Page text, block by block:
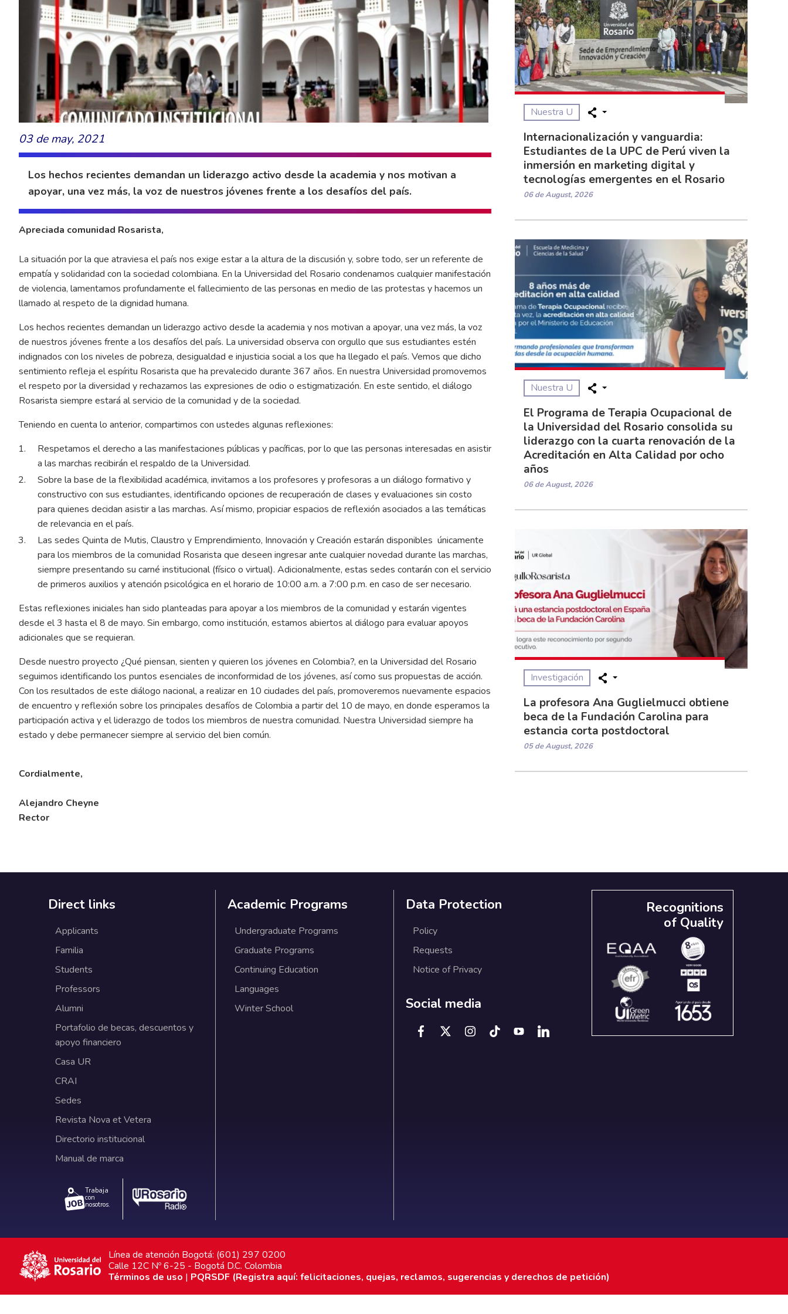
03 de may, 2021
Los hechos recientes demandan un liderazgo activo desde la academia y nos motivan a
apoyar, una vez más, la voz de nuestros jóvenes frente a los desafíos del país.
Apreciada comunidad Rosarista,
La situación por la que atraviesa el país nos exige estar a la altura de la discusión y, sobre todo, ser un referente de
empatía y solidaridad con la sociedad colombiana. En la Universidad del Rosario condenamos cualquier manifestación
de violencia, lamentamos profundamente el fallecimiento de las personas en medio de las protestas y hacemos un
llamado al respeto de la dignidad humana.
Los hechos recientes demandan un liderazgo activo desde la academia y nos motivan a apoyar, una vez más, la voz
de nuestros jóvenes frente a los desafíos del país. La universidad observa con orgullo que sus estudiantes estén
indignados con los niveles de pobreza, desigualdad e injusticia social a los que ha llegado el país. Vemos que dicho
sentimiento refleja el espíritu Rosarista que ha prevalecido durante 367 años. En nuestra Universidad promovemos
el respeto por la diversidad y rechazamos las expresiones de odio o estigmatización. En este sentido, el diálogo
Rosarista siempre estará al servicio de la comunidad y de la sociedad.
Teniendo en cuenta lo anterior, compartimos con ustedes algunas reflexiones:
Respetamos el derecho a las manifestaciones públicas y pacíficas, por lo que las personas interesadas en asistir
a las marchas recibirán el respaldo de la Universidad.
Sobre la base de la flexibilidad académica, invitamos a los profesores y profesoras a un diálogo formativo y
constructivo con sus estudiantes, identificando opciones de recuperación de clases y evaluaciones sin costo
para quienes decidan asistir a las marchas. Así mismo, propiciar espacios de reflexión asociados a las temáticas
de relevancia en el país.
Las sedes Quinta de Mutis, Claustro y Emprendimiento, Innovación y Creación estarán disponibles únicamente
para los miembros de la comunidad Rosarista que deseen ingresar ante cualquier novedad durante las marchas,
siempre presentando su carné institucional (físico o virtual). Adicionalmente, estas sedes contarán con el servicio
de primeros auxilios y atención psicológica en el horario de 10:00 a.m. a 7:00 p.m. en caso de ser necesario.
Estas reflexiones iniciales han sido planteadas para apoyar a los miembros de la comunidad y estarán vigentes
desde el 3 hasta el 8 de mayo. Sin embargo, como institución, estamos abiertos al diálogo para evaluar apoyos
adicionales que se requieran.
Desde nuestro proyecto ¿Qué piensan, sienten y quieren los jóvenes en Colombia?, en la Universidad del Rosario
seguimos identificando los puntos esenciales de inconformidad de los jóvenes, así como sus propuestas de acción.
Con los resultados de este diálogo nacional, a realizar en 10 ciudades del país, promoveremos nuevamente espacios
de encuentro y reflexión sobre los principales desafíos de Colombia a partir del 10 de mayo, en donde esperamos la
participación activa y el liderazgo de todos los miembros de nuestra comunidad. Nuestra Universidad siempre ha
estado y debe permanecer siempre al servicio del bien común.
Cordialmente,
Alejandro Cheyne
Rector
Nuestra U
Internacionalización y vanguardia:
Estudiantes de la UPC de Perú viven la
inmersión en marketing digital y
tecnologías emergentes en el Rosario
06 de August, 2026
Nuestra U
El Programa de Terapia Ocupacional de
la Universidad del Rosario consolida su
liderazgo con la cuarta renovación de la
Acreditación en Alta Calidad por ocho
años
06 de August, 2026
Investigación
La profesora Ana Guglielmucci obtiene
beca de la Fundación Carolina para
estancia corta postdoctoral
05 de August, 2026
Direct links
Applicants
Familia
Students
Professors
Alumni
Portafolio de becas, descuentos y
apoyo financiero
Casa UR
CRAI
Sedes
Revista Nova et Vetera
Directorio institucional
Manual de marca
Trabaja
con
nosotros.
Academic Programs
Undergraduate Programs
Graduate Programs
Continuing Education
Languages
Winter School
Data Protection
Policy
Requests
Notice of Privacy
Social media
Recognitions
of Quality
Línea de atención Bogotá: (601) 297 0200
Calle 12C Nº 6-25 - Bogotá D.C. Colombia
Términos de uso | PQRSDF (Registra aquí: felicitaciones, quejas, reclamos, sugerencias y derechos de petición)